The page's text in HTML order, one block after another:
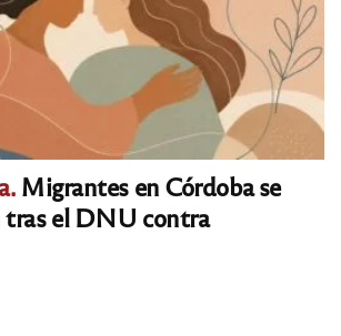
Migrantes en Córdoba se
tras el DNU contra